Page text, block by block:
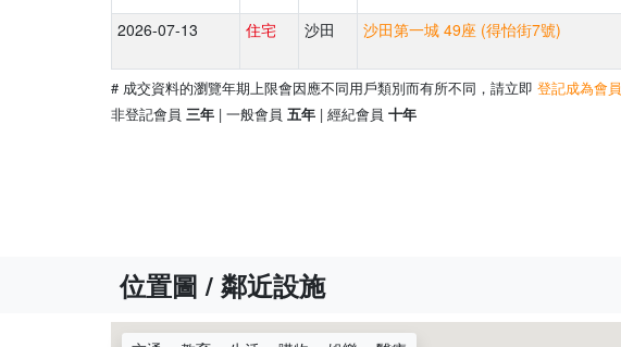
2026-07-13 住宅 沙田 沙田第一城 49座 (得怡街7號)
# 成交資料的瀏覽年期上限會因應不同用戶類別而有所不同，請立即 登記成為會員
非登記會員 三年 | 一般會員 五年 | 經紀會員 十年
位置圖 / 鄰近設施